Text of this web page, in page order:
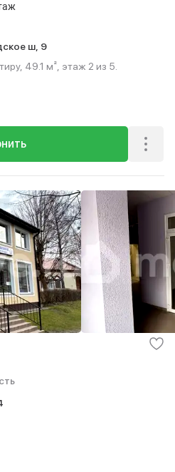
ш, 9
49.1 м², этаж 2 из 5.